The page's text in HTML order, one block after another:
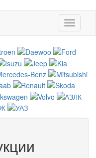
Toggle